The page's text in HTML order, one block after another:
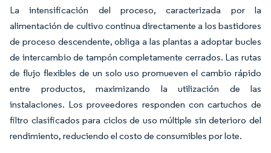
La intensificación del proceso, caracterizada por la
alimentación de cultivo continua directamente a los bastidores
de proceso descendente, obliga a las plantas a adoptar bucles
de intercambio de tampón completamente cerrados. Las rutas
de flujo flexibles de un solo uso promueven el cambio rápido
entre productos, maximizando la utilización de las
instalaciones. Los proveedores responden con cartuchos de
filtro clasificados para ciclos de uso múltiple sin deterioro del
rendimiento, reduciendo el costo de consumibles por lote.